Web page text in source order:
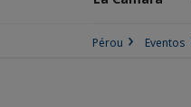
Pérou Eventos